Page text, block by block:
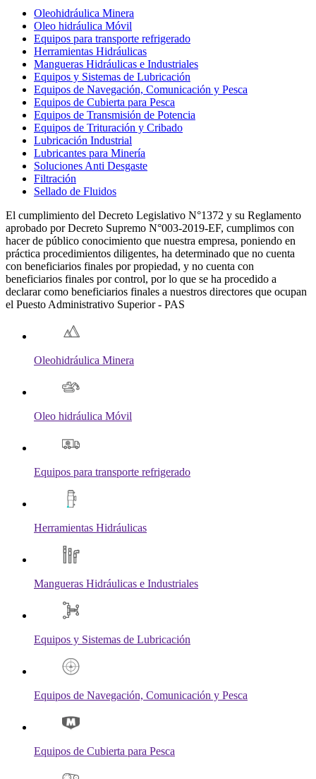
Oleohidráulica Minera
Oleo hidráulica Móvil
Equipos para transporte refrigerado
Herramientas Hidráulicas
Mangueras Hidráulicas e Industriales
Equipos y Sistemas de Lubricación
Equipos de Navegación, Comunicación y Pesca
Equipos de Cubierta para Pesca
Equipos de Transmisión de Potencia
Equipos de Trituración y Cribado
Lubricación Industrial
Lubricantes para Minería
Soluciones Anti Desgaste
Filtración
Sellado de Fluidos
El cumplimiento del Decreto Legislativo N°1372 y su Reglamento
aprobado por Decreto Supremo N°003-2019-EF, cumplimos con
hacer de público conocimiento que nuestra empresa, poniendo en
práctica procedimientos diligentes, ha determinado que no cuenta
con beneficiarios finales por propiedad, y no cuenta con
beneficiarios finales por control, por lo que se ha procedido a
declarar como beneficiarios finales a nuestros directores que ocupan
el Puesto Administrativo Superior - PAS
Oleohidráulica Minera
Oleo hidráulica Móvil
Equipos para transporte refrigerado
Herramientas Hidráulicas
Mangueras Hidráulicas e Industriales
Equipos y Sistemas de Lubricación
Equipos de Navegación, Comunicación y Pesca
Equipos de Cubierta para Pesca